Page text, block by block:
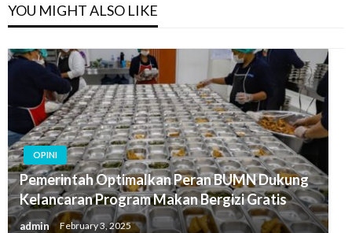
YOU MIGHT ALSO LIKE
OPINI
Pemerintah Optimalkan Peran BUMN Dukung
Kelancaran Program Makan Bergizi Gratis
admin February 3, 2025